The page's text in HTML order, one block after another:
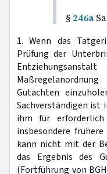
§ 246a
1. Wenn das
Prüfung der
Gutachten
Sachverständigen ist
ihm für erforderlich
insbesondere
kann nicht mit der
das Ergebnis des
(Fortführung von